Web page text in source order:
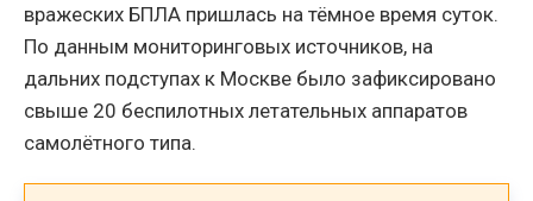
вражеских БПЛА пришлась на тёмное время суток.
По данным мониторинговых источников, на
дальних подступах к Москве было зафиксировано
свыше 20 беспилотных летательных аппаратов
самолётного типа.